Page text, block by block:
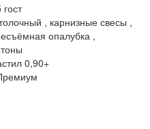
, карнизные свесы ,
опалубка ,
0,90+